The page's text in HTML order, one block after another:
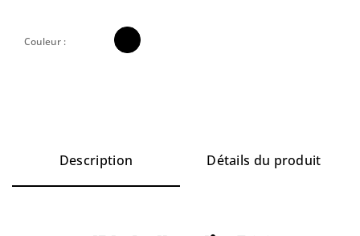
Couleur :
Description Détails du produit